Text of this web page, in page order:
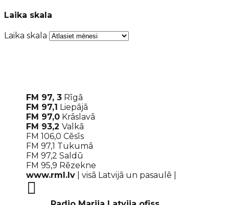
Laika skala
Laika skala
FM 97, 3 Rīgā
FM 97,1 Liepājā
FM 97,0 Krāslavā
FM 93,2Valkā
FM 106,0 Cēsīs
FM 97,1 Tukumā
FM 97,2 Saldū
FM 95,9 Rēzekne
www.rml.lv | visā Latvijā un pasaulē |
